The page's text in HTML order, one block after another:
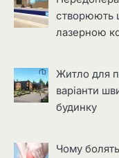
створюють
лазерною
Житло для
варіанти
будинку
Чому